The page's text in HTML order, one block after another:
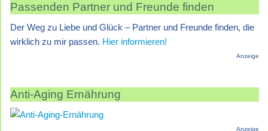
Passenden Partner und Freunde finden
Der Weg zu Liebe und Glück – Partner und Freunde finden, die
wirklich zu mir passen. Hier informieren!
Anzeige
Anti-Aging Ernährung
Anzeige